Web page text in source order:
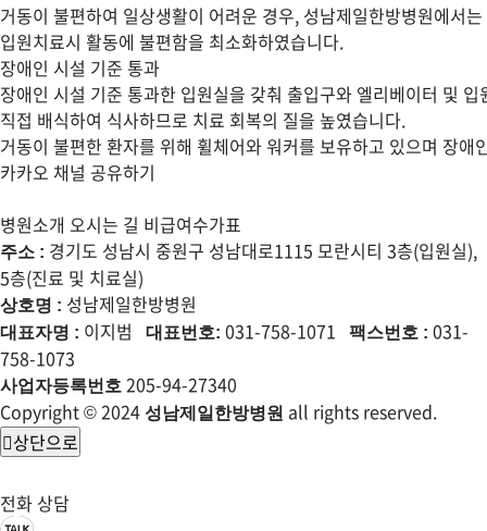
거동이 불편하여 일상생활이 어려운 경우, 성남제일한방병원에서
입원치료시 활동에 불편함을 최소화하였습니다.
장애인 시설 기준 통과
장애인 시설 기준 통과한 입원실을 갖춰 출입구와 엘리베이터 및
직접 배식하여 식사하므로 치료 회복의 질을 높였습니다.
거동이 불편한 환자를 위해 휠체어와 워커를 보유하고 있으며 장
카카오 채널 공유하기
병원소개 오시는 길 비급여수가표
주소 : 경기도 성남시 중원구 성남대로1115 모란시티 3층(입원실),
5층(진료 및 치료실)
상호명 : 성남제일한방병원
대표자명 : 이지범 대표번호: 031-758-1071 팩스번호 : 031-
758-1073
사업자등록번호 205-94-27340
Copyright © 2024 성남제일한방병원 all rights reserved.
상단으로
전화 상담